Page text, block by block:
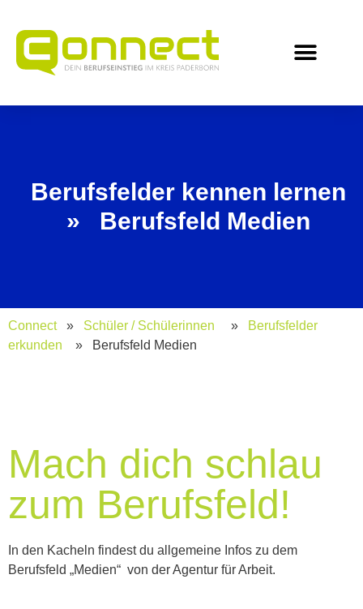
Berufsfelder kennen lernen
» Berufsfeld Medien
Connect» Schüler / Schülerinnen »
Berufsfelder
erkunden » Berufsfeld Medien
Mach dich schlau
zum Berufsfeld!
In den Kacheln findest du allgemeine Infos zu dem
Berufsfeld „Medien“ von der Agentur für Arbeit.